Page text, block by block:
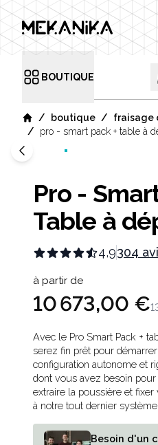
MEKANIKA
Open menu
BOUTIQUE
Home
/ boutique / fraisage
/ pro - smart pack + table à
Pro -
Table à
4,9304
Product
à partir de
10 673,00 €
Description
Avec le Pro Smart Pack +
serez fin prêt pour
configuration autonome et
dont vous avez besoin
extraire la poussière et
à notre tout dernier
Besoin d'un